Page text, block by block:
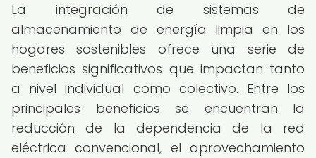
La integración de sistemas de
almacenamiento de energía limpia en los
hogares sostenibles ofrece una serie de
beneficios significativos que impactan tanto
a nivel individual como colectivo. Entre los
principales beneficios se encuentran la
reducción de la dependencia de la red
eléctrica convencional, el aprovechamiento